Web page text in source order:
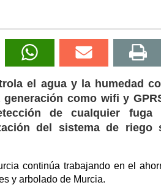
el agua y la humedad
como wifi y
de cualquier fuga
del sistema de riego
continúa trabajando en el
y arbolado de Murcia.